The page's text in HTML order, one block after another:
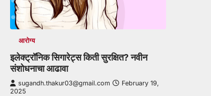
आरोग्य
इलेक्ट्रॉनिक सिगारेट्स किती सुरक्षित? नवीन
संशोधनाचा आढावा
sugandh.thakur03@gmail.com
February 19,
2025